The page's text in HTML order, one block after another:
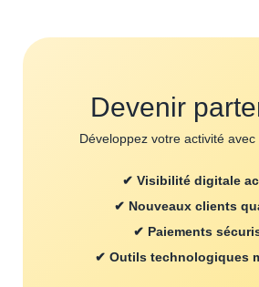
Devenir
Développez votre activité
✔ Visibilité digitale
✔ Nouveaux clients
✔ Paiements
✔ Outils technologiques